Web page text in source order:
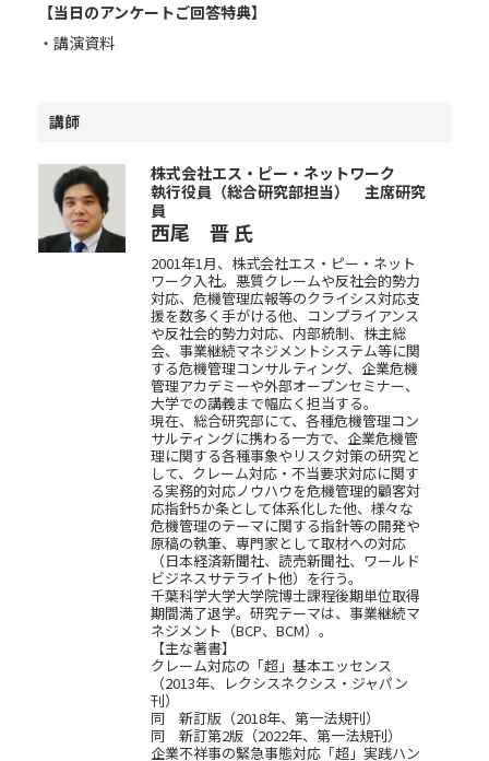
【当日のアンケートご回答特典】
・講演資料
講師
株式会社エス・ピー・ネットワーク
執行役員（総合研究部担当） 主席研究
員
西尾 晋氏
2001年1月、株式会社エス・ピー・ネット
ワーク入社。悪質クレームや反社会的勢力
対応、危機管理広報等のクライシス対応支
援を数多く手がける他、コンプライアンス
や反社会的勢力対応、内部統制、株主総
会、事業継続マネジメントシステム等に関
する危機管理コンサルティング、企業危機
管理アカデミーや外部オープンセミナー、
大学での講義まで幅広く担当する。
現在、総合研究部にて、各種危機管理コン
サルティングに携わる一方で、企業危機管
理に関する各種事象やリスク対策の研究と
して、クレーム対応・不当要求対応に関す
る実務的対応ノウハウを危機管理的顧客対
応指針5か条として体系化した他、様々な
危機管理のテーマに関する指針等の開発や
原稿の執筆、専門家として取材への対応
（日本経済新聞社、読売新聞社、ワールド
ビジネスサテライト他）を行う。
千葉科学大学大学院博士課程後期単位取得
期間満了退学。研究テーマは、事業継続マ
ネジメント（BCP、BCM）。
【主な著書】
クレーム対応の「超」基本エッセンス
（2013年、レクシスネクシス・ジャパン
刊）
同 新訂版（2018年、第一法規刊）
同 新訂第2版（2022年、第一法規刊）
企業不祥事の緊急事態対応「超」実践ハン